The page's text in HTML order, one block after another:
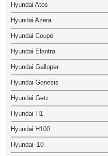
Hyundai Atos
Hyundai Azera
Hyundai Coupé
Hyundai Elantra
Hyundai Galloper
Hyundai Genesis
Hyundai Getz
Hyundai H1
Hyundai H100
Hyundai i10